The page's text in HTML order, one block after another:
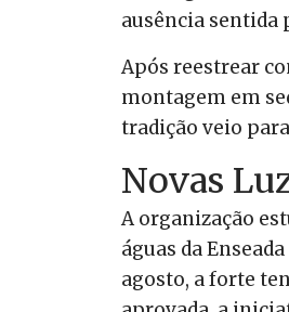
ausência sentida
Após reestrear
montagem em
tradição veio
Novas
A organização
águas da
agosto, a forte